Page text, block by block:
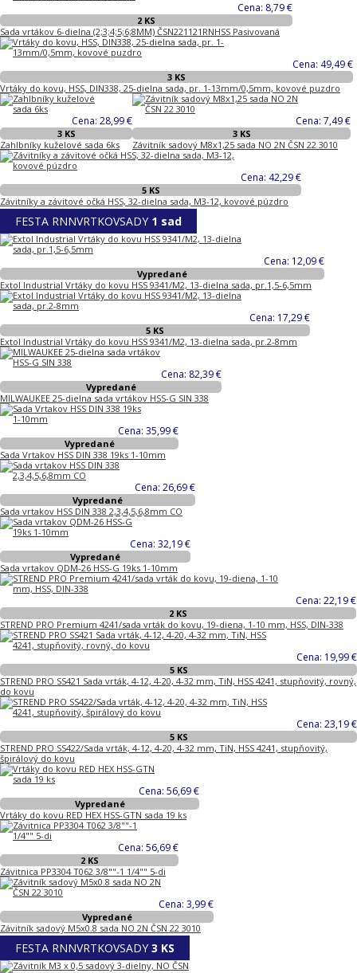
Cena: 8,79 €
2 KS
Sada vrtákov 6-dielna (2;3;4;5;6;8MM) ČSN221121RNHSS Pasivovaná
Cena: 49,49 €
3 KS
Vrtáky do kovu, HSS, DIN338, 25-dielna sada, pr. 1-13mm/0,5mm, kovové puzdro
Cena: 28,99 €
3 KS
Zahlbníky kuželové sada 6ks
Cena: 7,49 €
3 KS
Závitník sadový M8x1,25 sada NO 2N ČSN 22 3010
Cena: 42,29 €
5 KS
Závitníky a závitové očká HSS, 32-dielna sada, M3-12, kovové púzdro
FESTA RNNVRTKOVSADY 1 sad
Cena: 12,09 €
Vypredané
Extol Industrial Vrtáky do kovu HSS 9341/M2, 13-dielna sada, pr.1,5-6,5mm
Cena: 17,29 €
5 KS
Extol Industrial Vrtáky do kovu HSS 9341/M2, 13-dielna sada, pr.2-8mm
Cena: 82,39 €
Vypredané
MILWAUKEE 25-dielna sada vrtákov HSS-G SIN 338
Cena: 35,99 €
Vypredané
Sada Vrtakov HSS DIN 338 19ks 1-10mm
Cena: 26,69 €
Vypredané
Sada vrtakov HSS DIN 338 2,3,4,5,6,8mm CO
Cena: 32,19 €
Vypredané
Sada vrtakov QDM-26 HSS-G 19ks 1-10mm
Cena: 22,19 €
2 KS
STREND PRO Premium 4241/sada vrták do kovu, 19-diena, 1-10 mm, HSS, DIN-338
Cena: 19,99 €
5 KS
STREND PRO SS421 Sada vrták, 4-12, 4-20, 4-32 mm, TiN, HSS 4241, stupňovitý, rovný,
do kovu
Cena: 23,19 €
5 KS
STREND PRO SS422/Sada vrták, 4-12, 4-20, 4-32 mm, TiN, HSS 4241, stupňovitý,
špirálový do kovu
Cena: 56,69 €
Vypredané
Vrtáky do kovu RED HEX HSS-GTN sada 19 ks
Cena: 56,69 €
2 KS
Závitnica PP3304 T062 3/8""-1 1/4"" 5-di
Cena: 3,99 €
Vypredané
Závitník sadový M5x0.8 sada NO 2N ČSN 22 3010
FESTA RNNVRTKOVSADY 3 KS